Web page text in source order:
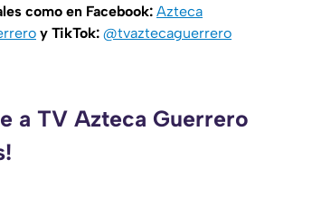
como en Facebook: Azteca
y TikTok: @tvaztecaguerrero
a TV Azteca Guerrero